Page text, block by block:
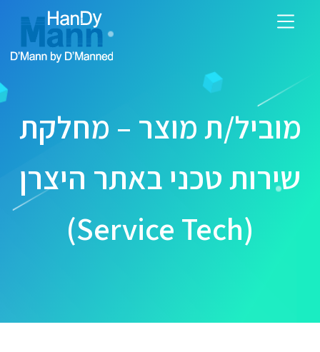
מוביל/ת מוצר – מחלקת
שירות טכני באתר היצרן
(Service Tech)